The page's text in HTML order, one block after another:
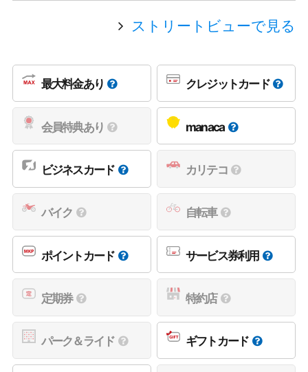
ストリートビューで見る
最大料金あり クレジットカード
会員特典あり manaca
ビジネスカード カリテコ
バイク 自転車
ポイントカード サービス券利用
定期券 特約店
パーク＆ライド ギフトカード